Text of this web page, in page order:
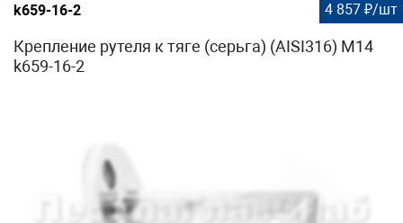
k659-16-2 4 857 ₽/шт
Крепление рутеля к тяге (серьга) (AISI316) М14
k659-16-2